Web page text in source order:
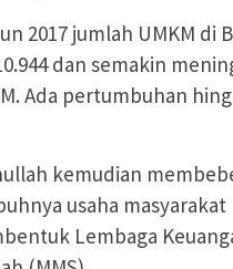
2017 jumlah UMKM di
dan semakin
Ada pertumbuhan
kemudian
usaha
Lembaga